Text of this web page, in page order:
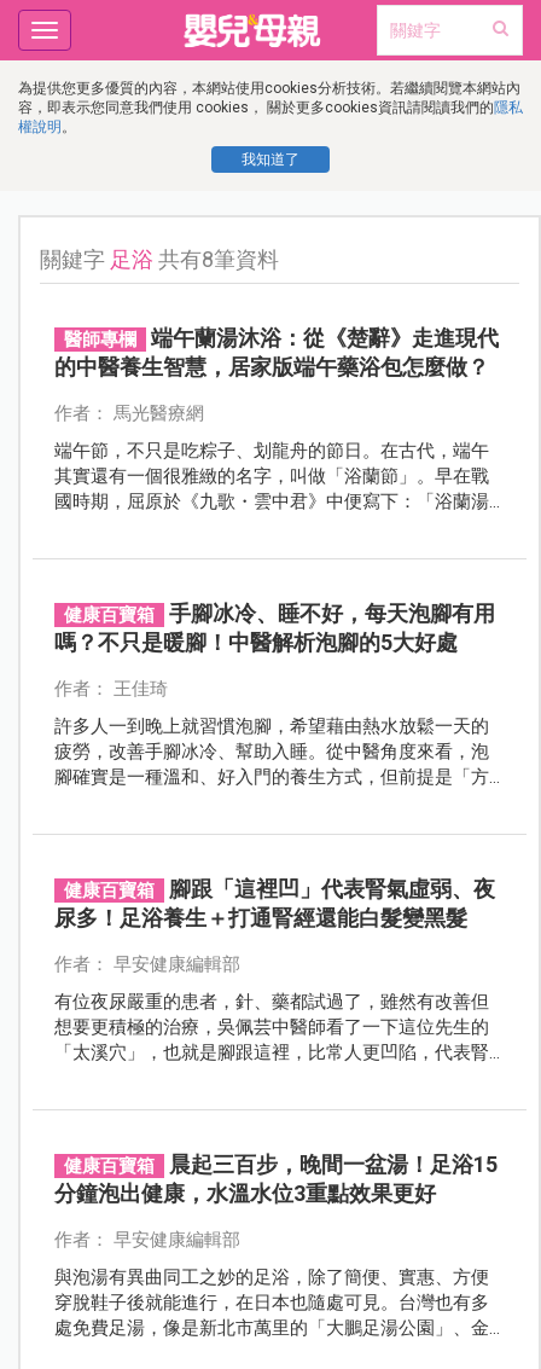
為提供您更多優質的內容，本網站使用cookies分析技術。若繼續閱覽本網站內
容，即表示您同意我們使用 cookies， 關於更多cookies資訊請閱讀我們的隱私
權說明 。
我知道了
Toggle
navigation
關鍵字 足浴 共有8筆資料
醫師專欄
端午蘭湯沐浴：從《楚辭》走進現代
的中醫養生智慧，居家版端午藥浴包怎麼做？
作者： 馬光醫療網
端午節，不只是吃粽子、划龍舟的節日。在古代，端午
其實還有一個很雅緻的名字，叫做「浴蘭節」。早在戰
國時期，屈原於《九歌・雲中君》中便寫下：「浴蘭湯
健康百寶箱
手腳冰冷、睡不好，每天泡腳有用
嗎？不只是暖腳！中醫解析泡腳的5大好處
作者： 王佳琦
許多人一到晚上就習慣泡腳，希望藉由熱水放鬆一天的
疲勞，改善手腳冰冷、幫助入睡。從中醫角度來看，泡
腳確實是一種溫和、好入門的養生方式，但前提是「方
健康百寶箱
腳跟「這裡凹」代表腎氣虛弱、夜
尿多！足浴養生＋打通腎經還能白髮變黑髮
作者： 早安健康編輯部
有位夜尿嚴重的患者，針、藥都試過了，雖然有改善但
想要更積極的治療，吳佩芸中醫師看了一下這位先生的
「太溪穴」，也就是腳跟這裡，比常人更凹陷，代表腎
降低了一半！
健康百寶箱
晨起三百步，晚間一盆湯！足浴15
分鐘泡出健康，水溫水位3重點效果更好
作者： 早安健康編輯部
與泡湯有異曲同工之妙的足浴，除了簡便、實惠、方便
穿脫鞋子後就能進行，在日本也隨處可見。台灣也有多
處免費足湯，像是新北市萬里的「大鵬足湯公園」、金